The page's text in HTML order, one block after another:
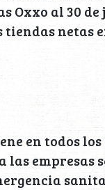
al 30 de
netas
en todos
las empresas